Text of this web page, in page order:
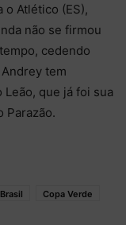
Atlético (ES),
não se firmou
cedendo
tem
que já foi sua
Parazão.
Copa Verde